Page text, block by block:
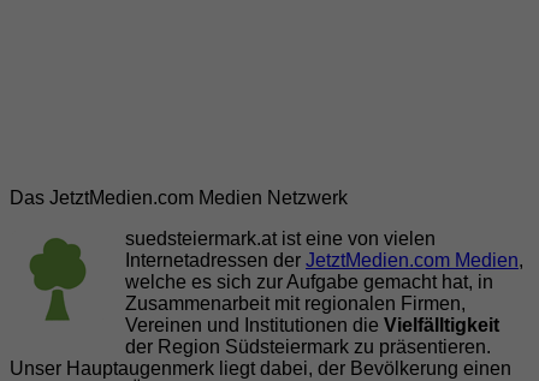
Das JetztMedien.com Medien Netzwerk
suedsteiermark.at ist eine von vielen
Internetadressen der JetztMedien.com Medien,
welche es sich zur Aufgabe gemacht hat, in
Zusammenarbeit mit regionalen Firmen,
Vereinen und Institutionen die Vielfälltigkeit
der Region Südsteiermark zu präsentieren.
Unser Hauptaugenmerk liegt dabei, der Bevölkerung einen